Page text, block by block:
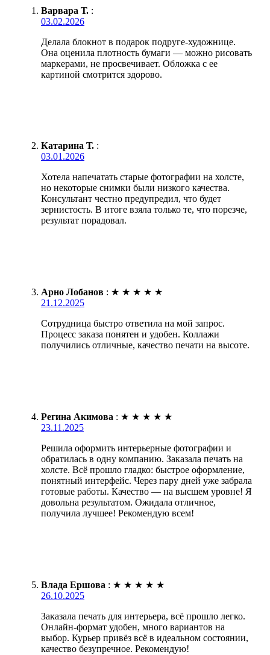
Варвара Т. :
03.02.2026
Делала блокнот в подарок подруге-художнице.
Она оценила плотность бумаги — можно рисовать
маркерами, не просвечивает. Обложка с ее
картиной смотрится здорово.
Катарина Т. :
03.01.2026
Хотела напечатать старые фотографии на холсте,
но некоторые снимки были низкого качества.
Консультант честно предупредил, что будет
зернистость. В итоге взяла только те, что порезче,
результат порадовал.
Арно Лобанов : ★ ★ ★ ★ ★
21.12.2025
Сотрудница быстро ответила на мой запрос.
Процесс заказа понятен и удобен. Коллажи
получились отличные, качество печати на высоте.
Регина Акимова : ★ ★ ★ ★ ★
23.11.2025
Решила оформить интерьерные фотографии и
обратилась в одну компанию. Заказала печать на
холсте. Всё прошло гладко: быстрое оформление,
понятный интерфейс. Через пару дней уже забрала
готовые работы. Качество — на высшем уровне! Я
довольна результатом. Ожидала отличное,
получила лучшее! Рекомендую всем!
Влада Ершова : ★ ★ ★ ★ ★
26.10.2025
Заказала печать для интерьера, всё прошло легко.
Онлайн-формат удобен, много вариантов на
выбор. Курьер привёз всё в идеальном состоянии,
качество безупречное. Рекомендую!